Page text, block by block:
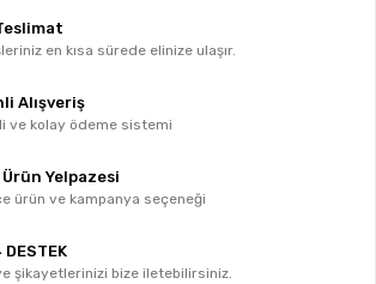
en kısa sürede elinize ulaşır.
Alışveriş
ve kolay ödeme sistemi
Ürün Yelpazesi
ürün ve kampanya seçeneği
şikayetlerinizi bize iletebilirsiniz.